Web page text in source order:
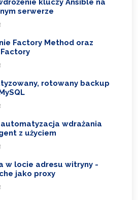
kluczy Ansible na
serwerze
Factory Method oraz
rotowany backup
wdrażania
z użyciem
w locie adresu witryny -
jako proxy